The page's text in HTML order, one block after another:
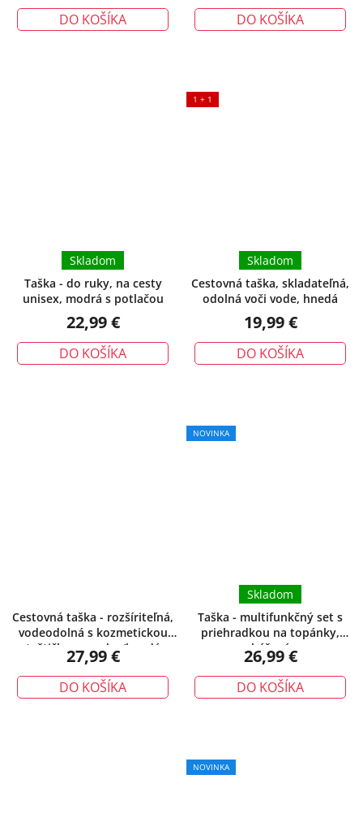
DO KOŠÍKA DO KOŠÍKA
Taška - do ruky, na cesty
unisex, modrá s potlačou
Skladom
22,99 €
DO KOŠÍKA
1 + 1
Cestovná taška, skladateľná,
odolná voči vode, hnedá
Skladom
19,99 €
DO KOŠÍKA
Cestovná taška - rozšíriteľná,
vodeodolná s kozmetickou
taštičkou, modro/hnedá
27,99 €
DO KOŠÍKA
NOVINKA
Taška - multifunkčný set s
priehradkou na topánky,
béžová
Skladom
26,99 €
DO KOŠÍKA
NOVINKA